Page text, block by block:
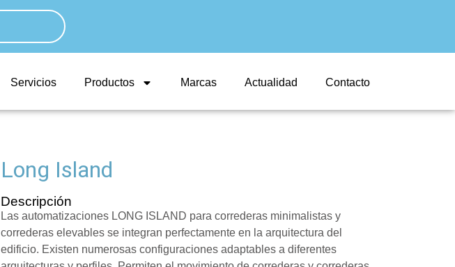
Servicios Productos Marcas Actualidad Contacto
Long Island
Descripción
Las automatizaciones LONG ISLAND para correderas minimalistas y
correderas elevables se integran perfectamente en la arquitectura del
edificio. Existen numerosas configuraciones adaptables a diferentes